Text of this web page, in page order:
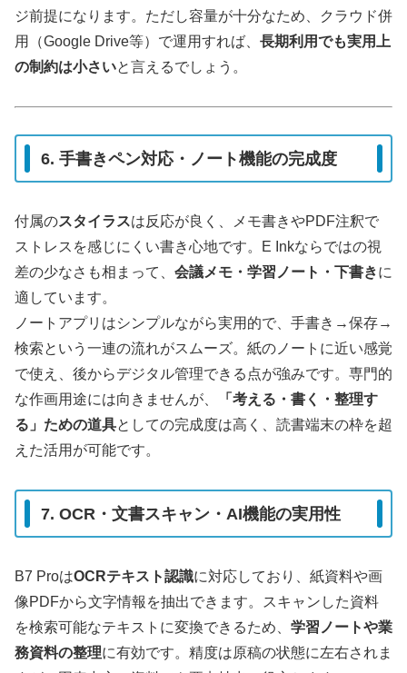
ジ前提になります。ただし容量が十分なため、クラウド併
用（Google Drive等）で運用すれば、 長期利用でも実用上
の制約は小さいと言えるでしょう。
6. 手書きペン対応・ノート機能の完成度
付属のスタイラスは反応が良く、メモ書きやPDF注釈で
ストレスを感じにくい書き心地です。E Inkならではの視
差の少なさも相まって、 会議メモ・学習ノート・下書きに
適しています。
ノートアプリはシンプルながら実用的で、手書き→保存→
検索という一連の流れがスムーズ。紙のノートに近い感覚
で使え、後からデジタル管理できる点が強みです。専門的
な作画用途には向きませんが、
「考える・書く・整理す
る」ための道具としての完成度は高く、読書端末の枠を超
えた活用が可能です。
7. OCR・文書スキャン・AI機能の実用性
B7 ProはOCRテキスト認識に対応しており、紙資料や画
像PDFから文字情報を抽出できます。スキャンした資料
を検索可能なテキストに変換できるため、 学習ノートや業
務資料の整理に有効です。精度は原稿の状態に左右されま